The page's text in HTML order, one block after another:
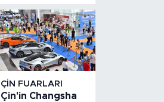
ÇIN FUARLARI
Çin'in Changsha